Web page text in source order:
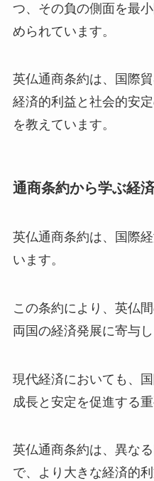
つ、その負の側面を最
められています。
英仏通商条約は、国際
経済的利益と社会的安
を教えています。
通商条約から学ぶ経
英仏通商条約は、国際
います。
この条約により、英仏
両国の経済発展に寄与し
現代経済においても、
成長と安定を促進する重
英仏通商条約は、異な
で、より大きな経済的